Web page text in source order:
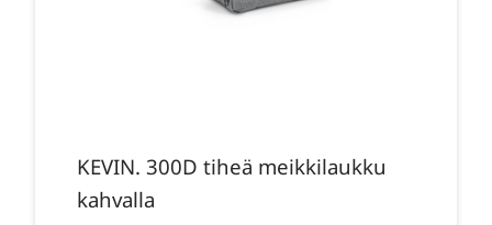
KEVIN. 300D tiheä meikkilaukku
kahvalla